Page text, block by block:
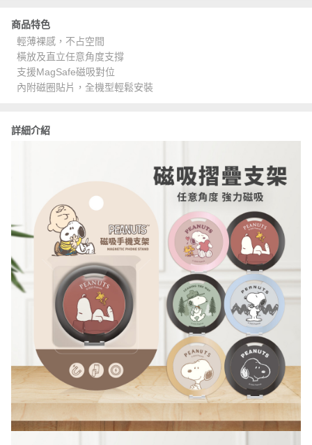
商品特色
輕薄裸感，不占空間
橫放及直立任意角度支撐
支援MagSafe磁吸對位
內附磁圈貼片，全機型輕鬆安裝
詳細介紹